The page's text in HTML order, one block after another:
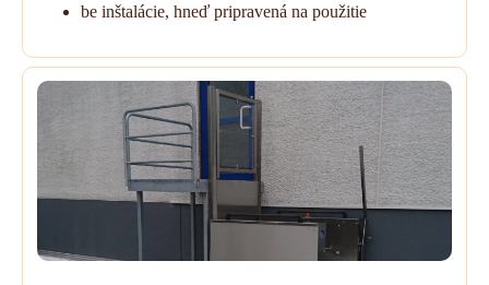
be inštalácie, hneď pripravená na použitie